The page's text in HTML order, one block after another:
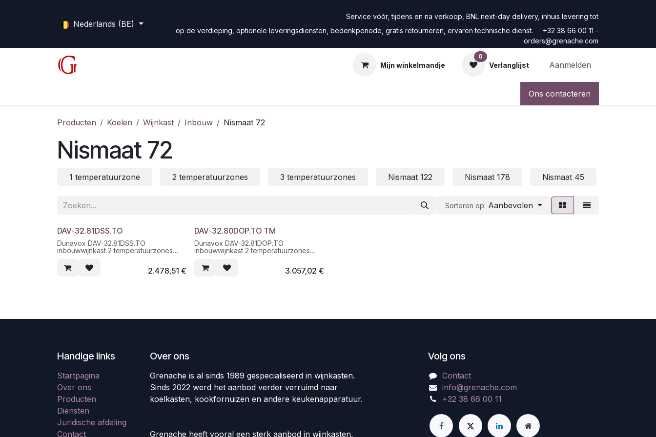
Nederlands (BE)
Service vóór, tijdens en na verkoop, BNL next-day delivery, inhuis levering tot
op de verdieping, optionele leveringsdiensten, bedenkperiode, gratis retourneren, ervaren technische dienst. +32 38 66 00 11 -
orders@grenache.com
Mijn winkelmandje
0
Verlanglijst Aanmelden
Ons contacteren
Producten Koelen Wijnkast Inbouw Nismaat 72
Nismaat 72
1 temperatuurzone 2 temperatuurzones 3 temperatuurzones Nismaat 122 Nismaat 178 Nismaat 45
Sorteren op: Aanbevolen
DAV-32.81DSS.TO
Dunavox DAV-32.81DSS.TO
inbouwwijnkast 2 temperatuurzones
2.478,51 €
DAV-32.80DOP.TO TM
Dunavox DAV-32.81DOP.TO
inbouwwijnkast 2 temperatuurzones
3.057,02 €
Handige links
Startpagina
Over ons
Producten
Diensten
Juridische afdeling
Contact
Over ons
Grenache is al sinds 1989 gespecialiseerd in wijnkasten.
Sinds 2022 werd het aanbod verder verruimd naar
koelkasten, kookfornuizen en andere keukenapparatuur.
Grenache heeft vooral een sterk aanbod in wijnkasten,
Volg ons
Contact
info@grenache.com
+32 38 66 00 11